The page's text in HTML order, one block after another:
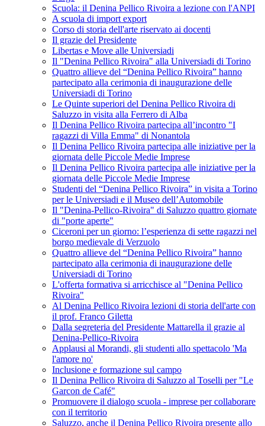
Scuola: il Denina Pellico Rivoira a lezione con l'ANPI
A scuola di import export
Corso di storia dell'arte riservato ai docenti
Il grazie del Presidente
Libertas e Move alle Universiadi
Il "Denina Pellico Rivoira" alla Universiadi di Torino
Quattro allieve del “Denina Pellico Rivoira” hanno
partecipato alla cerimonia di inaugurazione delle
Universiadi di Torino
Le Quinte superiori del Denina Pellico Rivoira di
Saluzzo in visita alla Ferrero di Alba
Il Denina Pellico Rivoira partecipa all’incontro "I
ragazzi di Villa Emma" di Nonantola
Il Denina Pellico Rivoira partecipa alle iniziative per la
giornata delle Piccole Medie Imprese
Il Denina Pellico Rivoira partecipa alle iniziative per la
giornata delle Piccole Medie Imprese
Studenti del “Denina Pellico Rivoira” in visita a Torino
per le Universiadi e il Museo dell’Automobile
Il "Denina-Pellico-Rivoira" di Saluzzo quattro giornate
di "porte aperte"
Ciceroni per un giorno: l’esperienza di sette ragazzi nel
borgo medievale di Verzuolo
Quattro allieve del “Denina Pellico Rivoira” hanno
partecipato alla cerimonia di inaugurazione delle
Universiadi di Torino
L'offerta formativa si arricchisce al "Denina Pellico
Rivoira"
Al Denina Pellico Rivoira lezioni di storia dell'arte con
il prof. Franco Giletta
Dalla segreteria del Presidente Mattarella il grazie al
Denina-Pellico-Rivoira
Applausi al Morandi, gli studenti allo spettacolo 'Ma
l'amore no'
Inclusione e formazione sul campo
Il Denina Pellico Rivoira di Saluzzo al Toselli per "Le
Garcon de Café"
Promuovere il dialogo scuola - imprese per collaborare
con il territorio
Saluzzo, anche il Denina Pellico Rivoira presente allo